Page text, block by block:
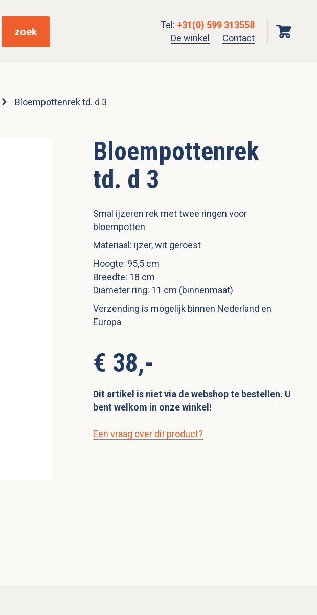
zoek
Tel: +31(0) 599 313558
De winkel
Contact
Bloempottenrek td. d 3
Bloempottenrek
td. d 3
Smal ijzeren rek met twee ringen voor
bloempotten
Materiaal: ijzer, wit geroest
Hoogte: 95,5 cm
Breedte: 18 cm
Diameter ring: 11 cm (binnenmaat)
Verzending is mogelijk binnen Nederland en
Europa
€ 38,-
Dit artikel is niet via de webshop te bestellen. U
bent welkom in onze winkel!
Een vraag over dit product?